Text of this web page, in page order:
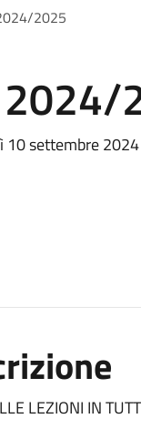
2025
2024/
10 settembre 2024
LEZIONI IN